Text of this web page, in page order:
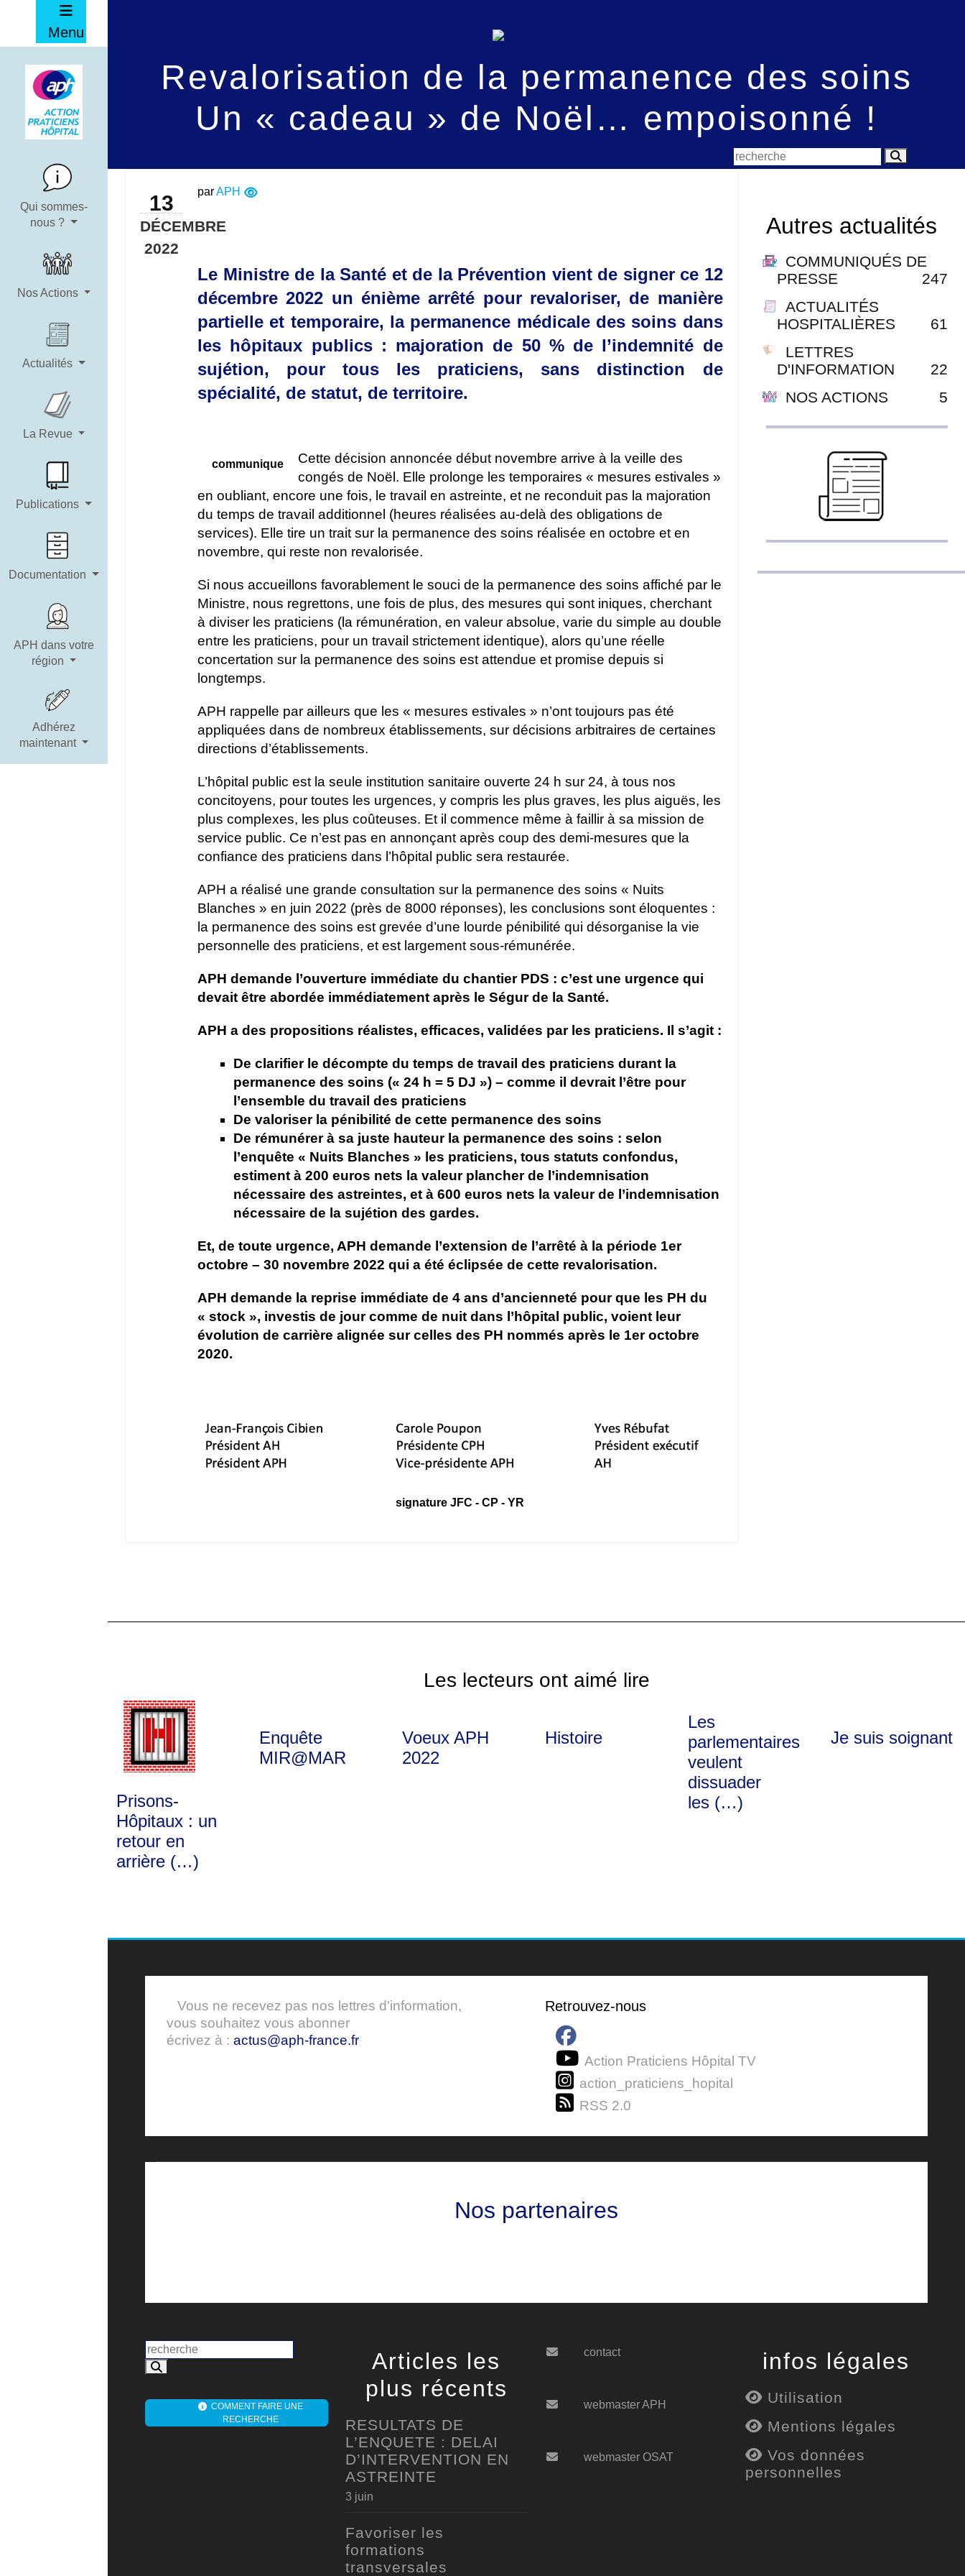
Menu
Qui sommes-
nous ?
Nos Actions
Actualités
La Revue
Publications
Documentation
APH dans votre
région
Adhérez
maintenant
Revalorisation de la permanence des soins
Un « cadeau » de Noël… empoisonné !
13
DÉCEMBRE
2022
parAPH
Le Ministre de la Santé et de la Prévention vient de signer ce 12
décembre 2022 un énième arrêté pour revaloriser, de manière
partielle et temporaire, la permanence médicale des soins dans
les hôpitaux publics : majoration de 50 % de l’indemnité de
sujétion, pour tous les praticiens, sans distinction de
spécialité, de statut, de territoire.
communique
Cette décision annoncée début novembre arrive à la veille des
congés de Noël. Elle prolonge les temporaires « mesures estivales »
en oubliant, encore une fois, le travail en astreinte, et ne reconduit pas la majoration
du temps de travail additionnel (heures réalisées au-delà des obligations de
services). Elle tire un trait sur la permanence des soins réalisée en octobre et en
novembre, qui reste non revalorisée.
Si nous accueillons favorablement le souci de la permanence des soins affiché par le
Ministre, nous regrettons, une fois de plus, des mesures qui sont iniques, cherchant
à diviser les praticiens (la rémunération, en valeur absolue, varie du simple au double
entre les praticiens, pour un travail strictement identique), alors qu’une réelle
concertation sur la permanence des soins est attendue et promise depuis si
longtemps.
APH rappelle par ailleurs que les « mesures estivales » n’ont toujours pas été
appliquées dans de nombreux établissements, sur décisions arbitraires de certaines
directions d’établissements.
L’hôpital public est la seule institution sanitaire ouverte 24 h sur 24, à tous nos
concitoyens, pour toutes les urgences, y compris les plus graves, les plus aiguës, les
plus complexes, les plus coûteuses. Et il commence même à faillir à sa mission de
service public. Ce n’est pas en annonçant après coup des demi-mesures que la
confiance des praticiens dans l’hôpital public sera restaurée.
APH a réalisé une grande consultation sur la permanence des soins « Nuits
Blanches » en juin 2022 (près de 8000 réponses), les conclusions sont éloquentes :
la permanence des soins est grevée d’une lourde pénibilité qui désorganise la vie
personnelle des praticiens, et est largement sous-rémunérée.
APH demande l’ouverture immédiate du chantier PDS : c’est une urgence qui
devait être abordée immédiatement après le Ségur de la Santé.
APH a des propositions réalistes, efficaces, validées par les praticiens. Il s’agit :
De clarifier le décompte du temps de travail des praticiens durant la
permanence des soins (« 24 h = 5 DJ ») – comme il devrait l’être pour
l’ensemble du travail des praticiens
De valoriser la pénibilité de cette permanence des soins
De rémunérer à sa juste hauteur la permanence des soins : selon
l’enquête « Nuits Blanches » les praticiens, tous statuts confondus,
estiment à 200 euros nets la valeur plancher de l’indemnisation
nécessaire des astreintes, et à 600 euros nets la valeur de l’indemnisation
nécessaire de la sujétion des gardes.
Et, de toute urgence, APH demande l’extension de l’arrêté à la période 1er
octobre – 30 novembre 2022 qui a été éclipsée de cette revalorisation.
APH demande la reprise immédiate de 4 ans d’ancienneté pour que les PH du
« stock », investis de jour comme de nuit dans l’hôpital public, voient leur
évolution de carrière alignée sur celles des PH nommés après le 1er octobre
2020.
signature JFC - CP - YR
Autres actualités
COMMUNIQUÉS DE
PRESSE
247
ACTUALITÉS
HOSPITALIÈRES
61
LETTRES
D'INFORMATION
22
NOS ACTIONS
5
Les lecteurs ont aimé lire
Prisons-
Hôpitaux : un
retour en
arrière (…)
Enquête
MIR@MAR
Voeux APH
2022
Histoire
Les
parlementaires
veulent
dissuader
les (…)
Je suis soignant
Vous ne recevez pas nos lettres d'information,
vous souhaitez vous abonner
écrivez à : actus@aph-france.fr
Retrouvez-nous
Action Praticiens Hôpital TV
action_praticiens_hopital
RSS 2.0
Nos partenaires
COMMENT FAIRE UNE
RECHERCHE
Articles les
plus récents
RESULTATS DE
L’ENQUETE : DELAI
D’INTERVENTION EN
ASTREINTE
3 juin
Favoriser les
formations
transversales
contact
webmaster APH
webmaster OSAT
infos légales
Utilisation
Mentions légales
Vos données
personnelles